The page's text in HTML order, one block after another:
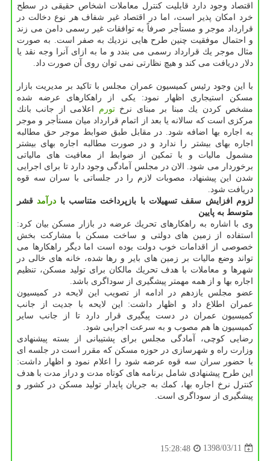
اقتصاد وجود دارد قابلیت كنترل معاملات اشخاص حقیقی در سطح
خرد امكان پذیر است، اما در اقتصاد غیر شفاف هر نوع دخالت در
قرارداد موجر و مستأجر صرفاً به توافقات غیر رسمی دامن می زند
و احتمال موفقیت چنین طرح هایی نزدیك به صفر است. به صورت
مثال موجر یك قرارداد رسمی می بندد و ما به ازای آنرا وجه نقد یا
دلار دریافت می كند و هیچ نظارتی نمی توان روی آن صورت داد.
با این وجود رئیس كمیسیون عمران مجلس با تاكید بر مدیریت بازار
مسكن استیجاری اظهار نمود: یكی از راهكارهای عرضه شده
مشخص كردن یك مبنا بر مبنای نرختورم اعلامی از جانب بانك
مركزی است كه سالانه یا بعد از اتمام قرارداد میان مستأجر و موجر
به اجاره بها اضافه شود. در مقابل طبق ضوابط موجر حق مطالبه
اجاره بهای بیشتر را ندارد و در صورت مطالبه اجاره بهای بیشتر
مشمول مالیات و با تمكین از ضوابط از معافیت های مالیاتی
برخوردار می شود. الان در مجلس آمادگی وجود دارد تا برای اجرایی
شدن این پیشنهاد، مصوبات لازم را در جلساتی با سران سه قوه
دریافت شود.
لزوم افزایش سقف تسهیلات با بازپرداخت متناسب با درآمدقشر
متوسط به پایین
وی با اشاره به راهكارهای تحریك عرضه در بازار مسكن بیان كرد:
استفاده از زمین های دولتی و ساخت مسكن با مشاركت بخش
خصوصی از اقدامات خوب دولت بوده است اما دیگر راهكارها می
تواند وضع مالیات بر زمین های بایر و رها شده، خانه های خالی در
شهرها و معاملات با هدف تحریك مالكان برای تولید مسكن، تنظیم
اجاره بها و از همه مهمتر پیشگیری از سوداگری باشد.
عضو مجلس یازدهم در ادامه از تصویب این لایحه در كمیسیون
عمران اطلاع داد و اظهار داشت: این لایحه با جدیت از جانب
كمیسیون عمران در دست پیگیری قرار دارد تا از جانب سایر
كمیسیون ها هم مصوب و به سرعت اجرایی شود.
رضایی كوچی، آمادگی مجلس برای پشتیبانی از بسته پیشنهادی
وزارت راه و شهرسازی در حوزه مسكن كه مقرر است در جلسه ای
با حضور سران سه قوه عرضه شود را اعلام نمود و اظهار داشت:
این طرح پیشنهادی شامل برنامه های كوتاه مدت و دراز مدت با هدف
كنترل نرخ اجاره بها، كمك به جریان پایدار تولید مسكن در كشور و
پیشگیری از سوداگری است.
1398/03/11
15:28:48